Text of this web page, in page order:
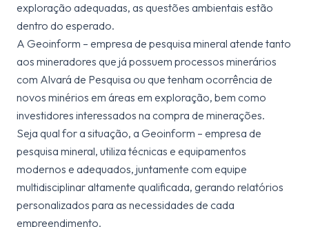
exploração adequadas, as questões ambientais estão
dentro do esperado.
A Geoinform – empresa de pesquisa mineral atende tanto
aos mineradores que já possuem processos minerários
com Alvará de Pesquisa ou que tenham ocorrência de
novos minérios em áreas em exploração, bem como
investidores interessados na compra de minerações.
Seja qual for a situação, a Geoinform – empresa de
pesquisa mineral, utiliza técnicas e equipamentos
modernos e adequados, juntamente com equipe
multidisciplinar altamente qualificada, gerando relatórios
personalizados para as necessidades de cada
empreendimento.